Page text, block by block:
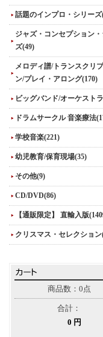
話題のインプロ・シリーズ
ジャズ・コンセプション
ズ(49)
メロディ譜/トランスクリ
ン/プレイ・アロング(170)
ビッグバンド/オーケスト
ドラムサークル 音楽療法
学校音楽(221)
幼児教育/保育現場(35)
その他(9)
CD/DVD(86)
【通販限定】 直輸入版
クリスマス・セレクション
商品数：0点
合計：
0 円